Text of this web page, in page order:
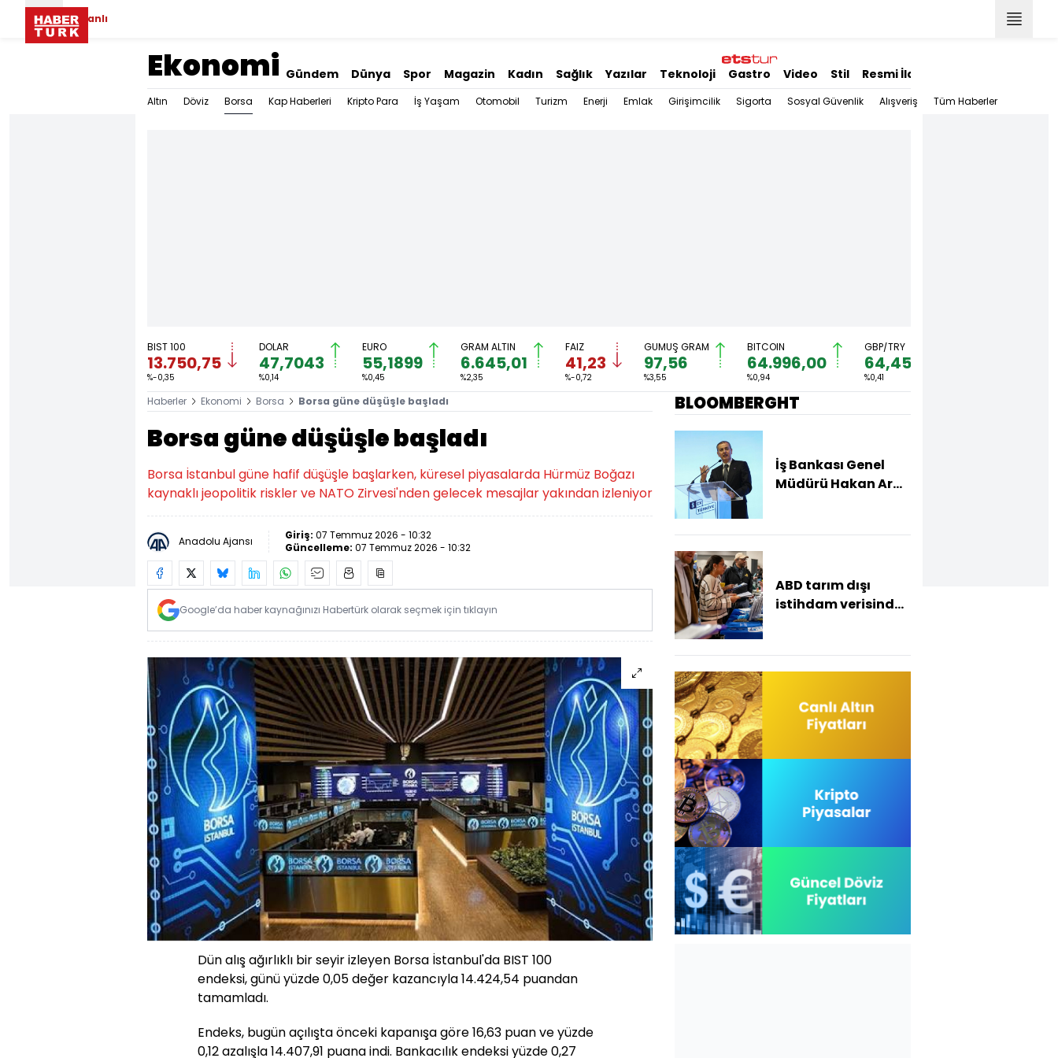
Canlı
Ekonomi Gündem Dünya Spor Magazin Kadın Sağlık Yazılar Teknoloji Gastro Video Stil Resmi İlanlar
Altın Döviz Borsa Kap Haberleri Kripto Para İş Yaşam Otomobil Turizm Enerji Emlak Girişimcilik Sigorta Sosyal Güvenlik Alışveriş Tüm Haberler
BIST 100
13.750,75
%-0,35
DOLAR
47,7043
%0,14
EURO
55,1899
%0,45
GRAM ALTIN
6.645,01
%2,35
FAİZ
41,23
%-0,72
GÜMÜŞ GRAM
97,56
%3,55
BITCOIN
64.996,00
%0,94
GBP/TRY
64,4535
%0,41
Haberler Ekonomi Borsa Borsa güne düşüşle başladı
Borsa güne düşüşle başladı
Borsa İstanbul güne hafif düşüşle başlarken, küresel piyasalarda Hürmüz Boğazı
kaynaklı jeopolitik riskler ve NATO Zirvesi'nden gelecek mesajlar yakından izleniyor
Anadolu Ajansı Giriş: 07 Temmuz 2026 - 10:32
Güncelleme: 07 Temmuz 2026 - 10:32
Google’da haber kaynağınızı Habertürk olarak seçmek için tıklayın
Dün alış ağırlıklı bir seyir izleyen Borsa İstanbul'da BIST 100
endeksi, günü yüzde 0,05 değer kazancıyla 14.424,54 puandan
tamamladı.
Endeks, bugün açılışta önceki kapanışa göre 16,63 puan ve yüzde
0,12 azalışla 14.407,91 puana indi. Bankacılık endeksi yüzde 0,27
BLOOMBERGHT
İş Bankası Genel
Müdürü Hakan Aran
ABD tarım dışı
istihdam verisinde